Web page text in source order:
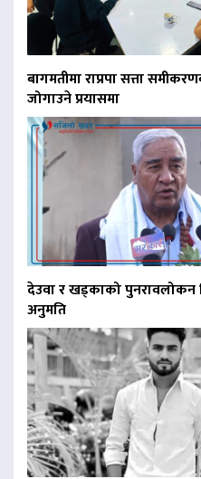
बागमतीमा राप्रपा सत्ता
जोगाउने प्रयासमा
देउवा र खड्काको पुनरावलोकन
अनुमति